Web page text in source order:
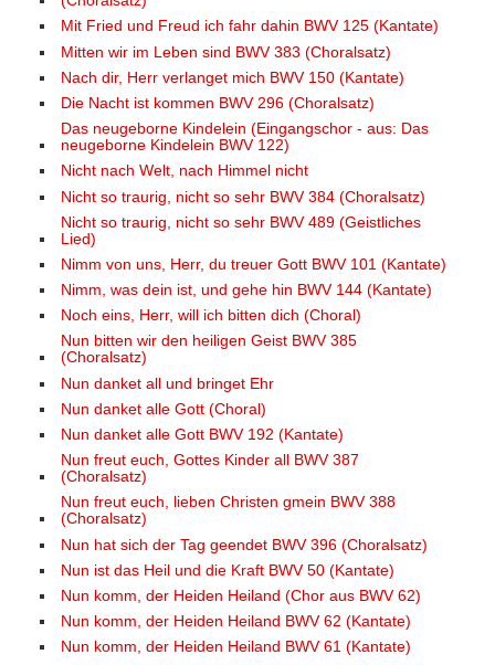
Mit Fried und Freud ich fahr dahin BWV 125 (Kantate)
Mitten wir im Leben sind BWV 383 (Choralsatz)
Nach dir, Herr verlanget mich BWV 150 (Kantate)
Die Nacht ist kommen BWV 296 (Choralsatz)
Das neugeborne Kindelein (Eingangschor - aus: Das
neugeborne Kindelein BWV 122)
Nicht nach Welt, nach Himmel nicht
Nicht so traurig, nicht so sehr BWV 384 (Choralsatz)
Nicht so traurig, nicht so sehr BWV 489 (Geistliches
Lied)
Nimm von uns, Herr, du treuer Gott BWV 101 (Kantate)
Nimm, was dein ist, und gehe hin BWV 144 (Kantate)
Noch eins, Herr, will ich bitten dich (Choral)
Nun bitten wir den heiligen Geist BWV 385
(Choralsatz)
Nun danket all und bringet Ehr
Nun danket alle Gott (Choral)
Nun danket alle Gott BWV 192 (Kantate)
Nun freut euch, Gottes Kinder all BWV 387
(Choralsatz)
Nun freut euch, lieben Christen gmein BWV 388
(Choralsatz)
Nun hat sich der Tag geendet BWV 396 (Choralsatz)
Nun ist das Heil und die Kraft BWV 50 (Kantate)
Nun komm, der Heiden Heiland (Chor aus BWV 62)
Nun komm, der Heiden Heiland BWV 62 (Kantate)
Nun komm, der Heiden Heiland BWV 61 (Kantate)